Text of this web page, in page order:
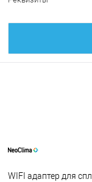
WIFI адаптер для